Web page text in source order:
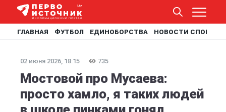
ГЛАВНАЯ ФУТБОЛ ЕДИНОБОРСТВА НОВОСТИ СПОРТА
02 июня 2026, 18:15 735
Мостовой про Мусаева:
просто хамло, я таких людей